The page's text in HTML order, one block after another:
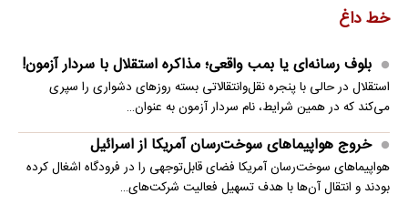
خط داغ
بلوف رسانه‌ای یا بمب واقعی؛ مذاکره استقلال با سردار آزمون!
استقلال در حالی با پنجره نقل‌وانتقالاتی بسته روزهای دشواری را سپری
می‌کند که در همین شرایط، نام سردار آزمون به عنوان…
خروج هواپیماهای سوخت‌رسان آمریکا از اسرائیل
هواپیماهای سوخت‌رسان آمریکا فضای قابل‌توجهی را در فرودگاه اشغال کرده
بودند و انتقال آن‌ها با هدف تسهیل فعالیت شرکت‌های…